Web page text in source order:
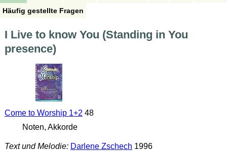
Häufig gestellte Fragen
I Live to know You (Standing in You
presence)
Come to Worship 1+2 48
Noten, Akkorde
Text und Melodie: Darlene Zschech 1996